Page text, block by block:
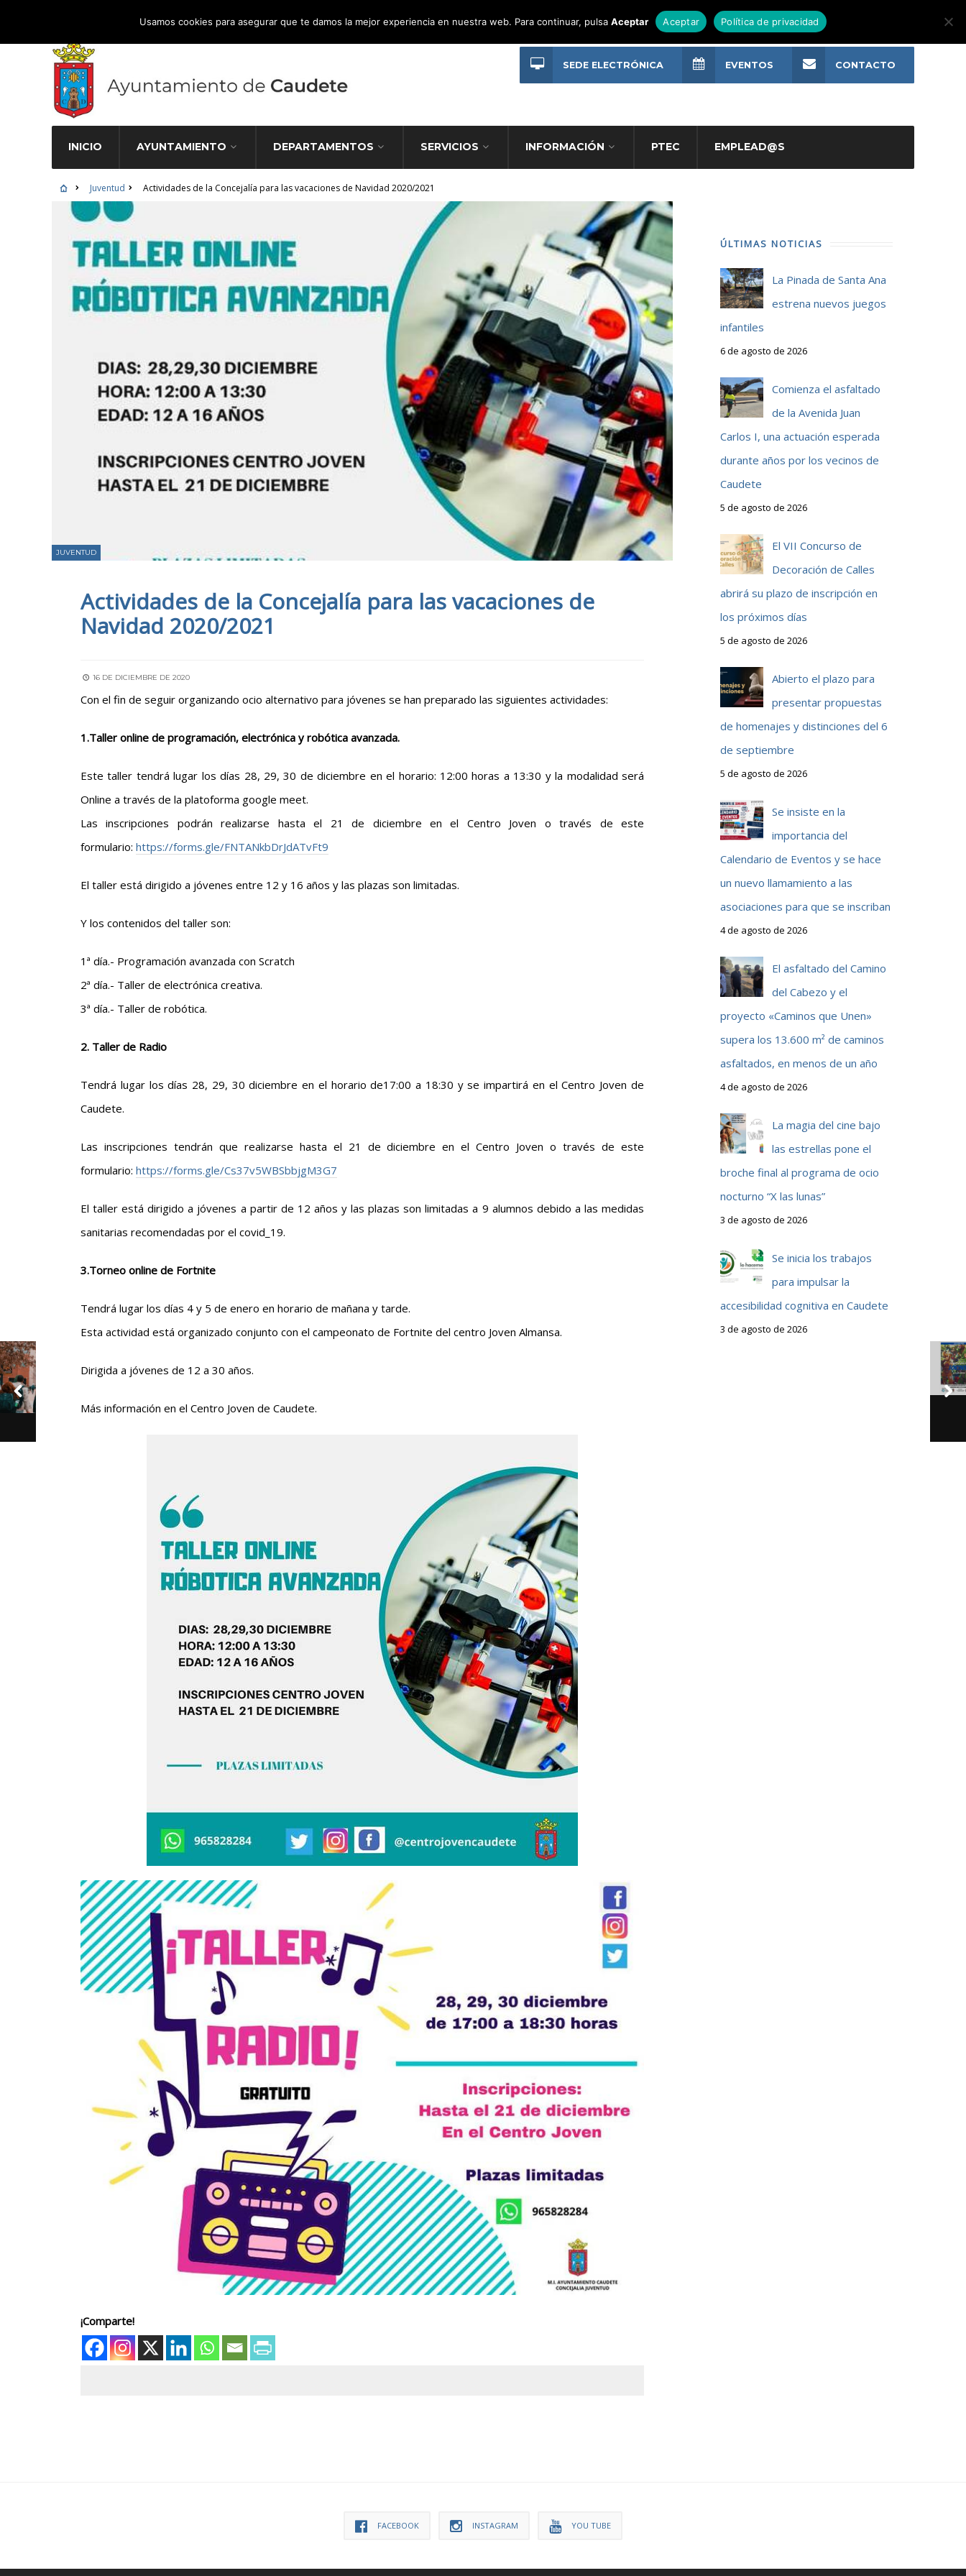
Atención Ciudadana 965 827 000
INICIO AYUNTAMIENTO DEPARTAMENTOS SERVICIOS INFORMACIÓN PTEC EMPLEAD@S
SEDE ELECTRÓNICA EVENTOS CONTACTO
Juventud Actividades de la Concejalía para las vacaciones de Navidad 2020/2021
JUVENTUD
Actividades de la Concejalía para las vacaciones de
Navidad 2020/2021
16 DE DICIEMBRE DE 2020
Con el fin de seguir organizando ocio alternativo para jóvenes se han preparado las siguientes actividades:
1.Taller online de programación, electrónica y robótica avanzada.
Este taller tendrá lugar los días 28, 29, 30 de diciembre en el horario: 12:00 horas a 13:30 y la modalidad será
Online a través de la platoforma google meet.
Las inscripciones podrán realizarse hasta el 21 de diciembre en el Centro Joven o través de este
formulario: https://forms.gle/FNTANkbDrJdATvFt9
El taller está dirigido a jóvenes entre 12 y 16 años y las plazas son limitadas.
Y los contenidos del taller son:
1ª día.- Programación avanzada con Scratch
2ª día.- Taller de electrónica creativa.
3ª día.- Taller de robótica.
2. Taller de Radio
Tendrá lugar los días 28, 29, 30 diciembre en el horario de17:00 a 18:30 y se impartirá en el Centro Joven de
Caudete.
Las inscripciones tendrán que realizarse hasta el 21 de diciembre en el Centro Joven o través de este
formulario: https://forms.gle/Cs37v5WBSbbjgM3G7
El taller está dirigido a jóvenes a partir de 12 años y las plazas son limitadas a 9 alumnos debido a las medidas
sanitarias recomendadas por el covid_19.
3.Torneo online de Fortnite
Tendrá lugar los días 4 y 5 de enero en horario de mañana y tarde.
Esta actividad está organizado conjunto con el campeonato de Fortnite del centro Joven Almansa.
Dirigida a jóvenes de 12 a 30 años.
Más información en el Centro Joven de Caudete.
¡Comparte!
ÚLTIMAS NOTICIAS
La Pinada de Santa Ana
estrena nuevos juegos
infantiles
6 de agosto de 2026
Comienza el asfaltado
de la Avenida Juan
Carlos I, una actuación esperada
durante años por los vecinos de
Caudete
5 de agosto de 2026
El VII Concurso de
Decoración de Calles
abrirá su plazo de inscripción en
los próximos días
5 de agosto de 2026
Abierto el plazo para
presentar propuestas
de homenajes y distinciones del 6
de septiembre
5 de agosto de 2026
Se insiste en la
importancia del
Calendario de Eventos y se hace
un nuevo llamamiento a las
asociaciones para que se inscriban
4 de agosto de 2026
El asfaltado del Camino
del Cabezo y el
proyecto «Caminos que Unen»
supera los 13.600 m² de caminos
asfaltados, en menos de un año
4 de agosto de 2026
La magia del cine bajo
las estrellas pone el
broche final al programa de ocio
nocturno “X las lunas”
3 de agosto de 2026
Se inicia los trabajos
para impulsar la
accesibilidad cognitiva en Caudete
3 de agosto de 2026
FACEBOOK INSTAGRAM YOU TUBE
Usamos cookies para asegurar que te damos la mejor experiencia en nuestra web. Para continuar, pulsaAceptar Aceptar Política de privacidad